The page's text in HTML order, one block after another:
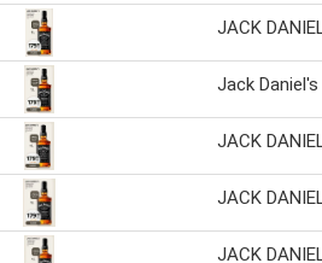
JACK
Jack
JACK
JACK
JACK